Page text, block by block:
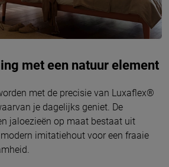
met een natuur element
met de precisie van Luxaflex®
je dagelijks geniet. De
jaloezieën op maat bestaat uit
imitatiehout voor een fraaie